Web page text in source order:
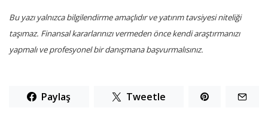
Bu yazı yalnızca bilgilendirme amaçlıdır ve yatırım tavsiyesi niteliği
taşımaz. Finansal kararlarınızı vermeden önce kendi araştırmanızı
yapmalı ve profesyonel bir danışmana başvurmalısınız.
Paylaş Tweetle